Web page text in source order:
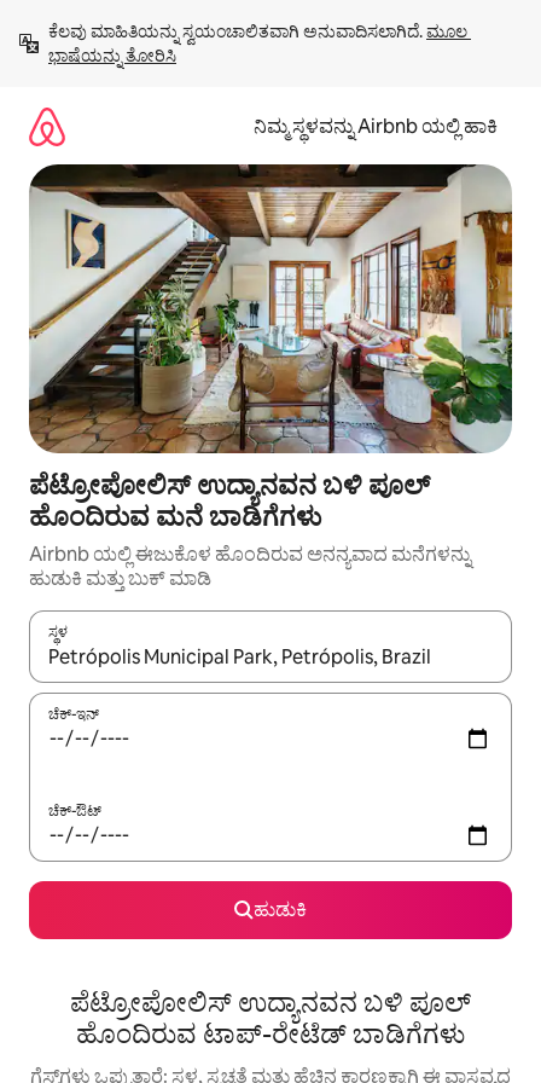
ಹೋಗಿ
ಕೆಲವು ಮಾಹಿತಿಯನ್ನು ಸ್ವಯಂಚಾಲಿತವಾಗಿ ಅನುವಾದಿಸಲಾಗಿದೆ. ಮೂಲ
ಭಾಷೆಯನ್ನು ತೋರಿಸಿ
ನಿಮ್ಮ ಸ್ಥಳವನ್ನು Airbnb ಯಲ್ಲಿ ಹಾಕಿ
ಪೆಟ್ರೋಪೋಲಿಸ್ ಉದ್ಯಾನವನ ಬಳಿ ಪೂಲ್
ಹೊಂದಿರುವ ಮನೆ ಬಾಡಿಗೆಗಳು
Airbnb ಯಲ್ಲಿ ಈಜುಕೊಳ ಹೊಂದಿರುವ ಅನನ್ಯವಾದ ಮನೆಗಳನ್ನು
ಹುಡುಕಿ ಮತ್ತು ಬುಕ್ ಮಾಡಿ
ಸ್ಥಳ
ಫಲಿತಾಂಶಗಳು ಲಭ್ಯವಿರುವಾಗ, ಅಪ್ ಮತ್ತು ಡೌನ್ ಬಾಣದ ಕೀಲಿಗಳೊಂದಿಗೆ
ಚೆಕ್-ಇನ್
ಚೆಕ್-ಔಟ್
ಹುಡುಕಿ
ಪೆಟ್ರೋಪೋಲಿಸ್ ಉದ್ಯಾನವನ ಬಳಿ ಪೂಲ್
ಹೊಂದಿರುವ ಟಾಪ್-ರೇಟೆಡ್ ಬಾಡಿಗೆಗಳು
ಗೆಸ್ಟ್‌ಗಳು ಒಪ್ಪುತ್ತಾರೆ: ಸ್ಥಳ, ಸ್ವಚ್ಛತೆ ಮತ್ತು ಹೆಚ್ಚಿನ ಕಾರಣಕ್ಕಾಗಿ ಈ ವಾಸ್ತವ್ಯದ